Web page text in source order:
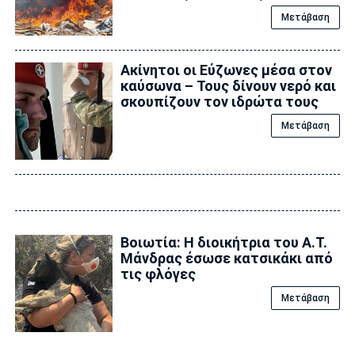
Μετάβαση
Ακίνητοι οι Εύζωνες μέσα στον
καύσωνα – Τους δίνουν νερό και
σκουπίζουν τον ιδρώτα τους
Μετάβαση
Βοιωτία: Η διοικήτρια του Α.Τ.
Μάνδρας έσωσε κατσικάκι από
τις φλόγες
Μετάβαση